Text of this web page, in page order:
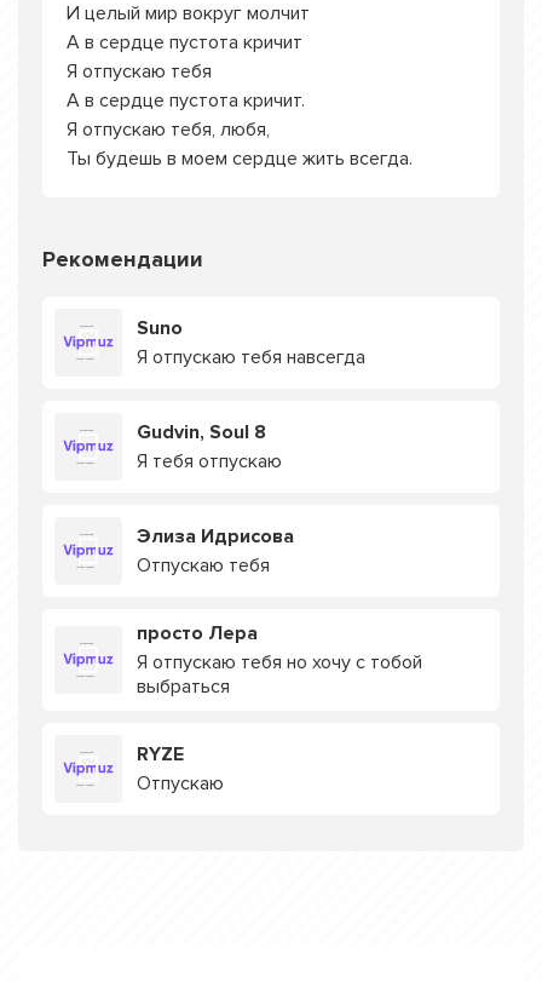
И целый мир вокруг молчит
А в сердце пустота кричит
Я отпускаю тебя
А в сердце пустота кричит.
Я отпускаю тебя, любя,
Ты будешь в моем сердце жить всегда.
Рекомендации
Suno
Я отпускаю тебя навсегда
Gudvin, Soul 8
Я тебя отпускаю
Элиза Идрисова
Отпускаю тебя
просто Лера
Я отпускаю тебя но хочу с тобой
выбраться
RYZE
Отпускаю